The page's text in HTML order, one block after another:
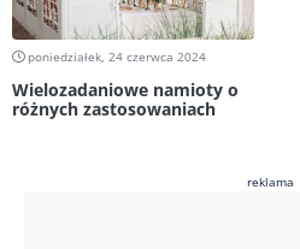
poniedziałek, 24 czerwca 2024
Wielozadaniowe namioty o
różnych zastosowaniach
reklama